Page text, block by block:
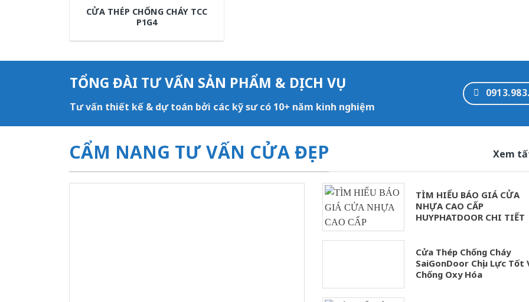
CỬA THÉP CHỐNG CHÁY TCC
P1G4
TỔNG ĐÀI TƯ VẤN SẢN PHẨM & DỊCH VỤ
Tư vấn thiết kế & dự toán bởi các kỹ sư có 10+ năm kinh nghiệm
CẨM NANG TƯ VẤN CỬA ĐẸP Xem
TÌM HIỂU BÁO GIÁ CỬA
NHỰA CAO CẤP
HUYPHATDOOR CHI TIẾT
Cửa Thép Chống Cháy
SaiGonDoor Chịu Lực Tốt
Chống Oxy Hóa